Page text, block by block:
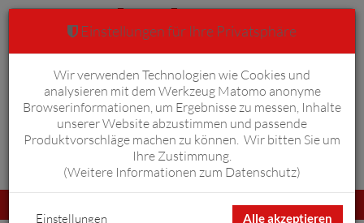
Anmelden Warenkorb 0
umschalten
Einstellungen für Ihre Privatsphäre
Wir verwenden Technologien wie Cookies und
analysieren mit dem Werkzeug Matomo anonyme
Browserinformationen, um Ergebnisse zu messen, Inhalte
unserer Website abzustimmen und passende
Produktvorschläge machen zu können. Wir bitten Sie um
Ihre Zustimmung.
(Weitere Informationen zum Datenschutz)
Alle akzeptieren
Einstellungen